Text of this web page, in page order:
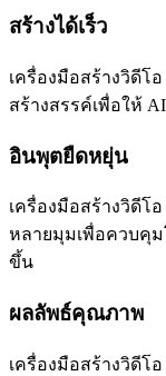
สร้างได้เร็ว
เครื่องมือสร้างวิดีโ
สร้างสรรค์เพื่อให้
อินพุตยืดหยุ่น
เครื่องมือสร้างวิดีโ
หลายมุมเพื่อควบคุม
ขึ้น
ผลลัพธ์คุณภาพ
เครื่องมือสร้างวิดีโอ